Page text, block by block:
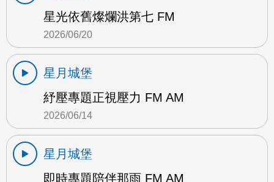
星光依舊燦爛洪第七 FM
2026/06/20
星月城堡
紓壓專題正視壓力 FM AM
2026/06/14
星月城堡
即時專題陪伴那雨 FM AM